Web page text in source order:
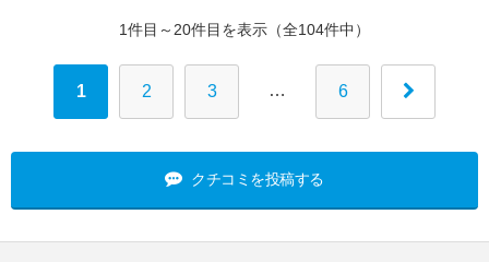
1件目～20件目を表示（全104件中）
1 2 3 … 6
クチコミを投稿する